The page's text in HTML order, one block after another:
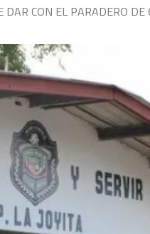
CON EL PARADERO